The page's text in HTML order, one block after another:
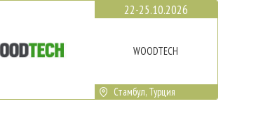
22-25.10.2026
WOODTECH
Стамбул, Турция